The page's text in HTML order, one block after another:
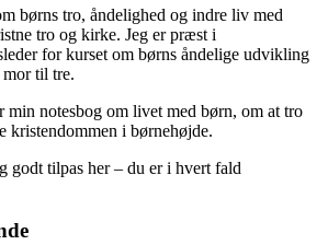
børns tro, åndelighed og indre liv med
tro og kirke. Jeg er præst i
for kurset om børns åndelige udvikling
til tre.
notesbog om livet med børn, om at tro
kristendommen i børnehøjde.
godt tilpas her – du er i hvert fald